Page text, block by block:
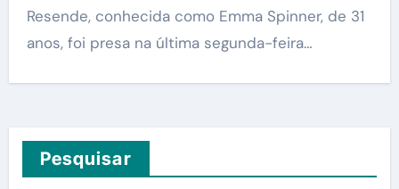
Resende, conhecida como Emma Spinner, de 31
anos, foi presa na última segunda-feira…
Pesquisar